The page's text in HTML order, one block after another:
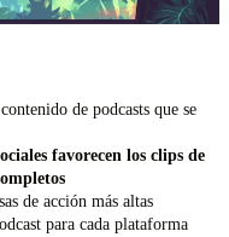
de podcasts que se
favorecen los clips de
de acción más altas
para cada plataforma